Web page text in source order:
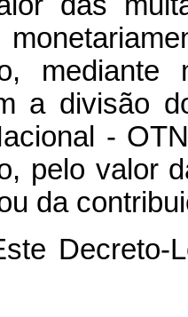
mediante
a divisão
-
pelo valor
da
Lei